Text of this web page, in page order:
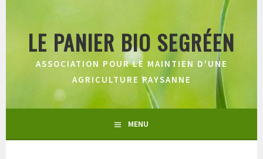
contenu
principalLE PANIER BIO SEGRÉEN
ASSOCIATION POUR LE MAINTIEN D'UNE
AGRICULTURE PAYSANNE
MENU